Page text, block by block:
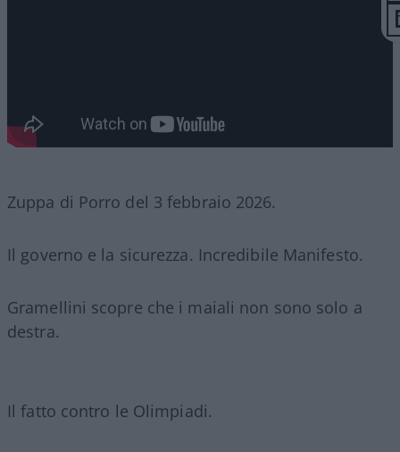
Zuppa di Porro del 3 febbraio 2026.
Il governo e la sicurezza. Incredibile Manifesto.
Gramellini scopre che i maiali non sono solo a
destra.
Il fatto contro le Olimpiadi.